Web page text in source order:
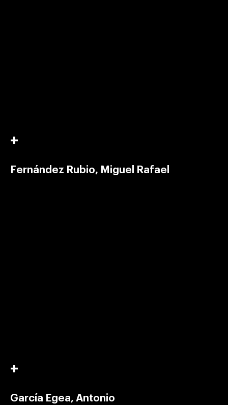
Fernández Rubio, Miguel Rafael
García Egea, Antonio